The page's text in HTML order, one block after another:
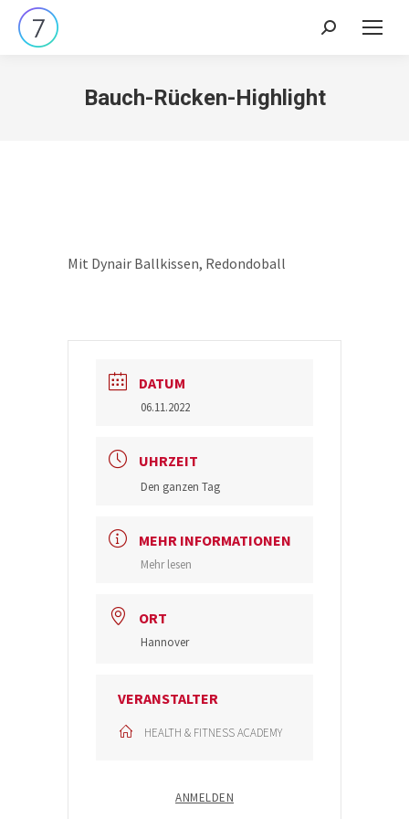
Search:
Bauch-Rücken-Highlight
Mit Dynair Ballkissen, Redondoball
DATUM
06.11.2022
UHRZEIT
Den ganzen Tag
MEHR INFORMATIONEN
Mehr lesen
ORT
Hannover
VERANSTALTER
HEALTH & FITNESS ACADEMY
ANMELDEN